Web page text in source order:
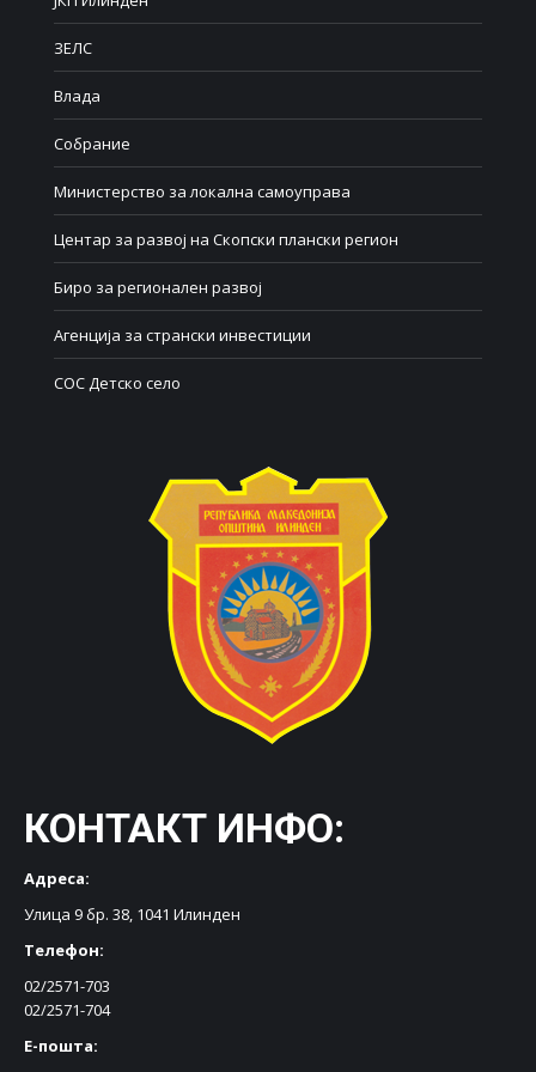
ЗЕЛС
Влада
Собрание
Министерство за локална самоуправа
Центар за развој на Скопски плански регион
Биро за регионален развој
Агенција за странски инвестиции
СОС Детско село
КОНТАКТ ИНФО:
Адреса:
Улица 9 бр. 38, 1041 Илинден
Телефон:
02/2571-703
02/2571-704
Е-пошта: